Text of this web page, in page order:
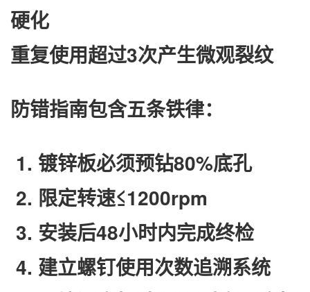
硬化
重复使用超过3次产生微观裂纹
防错指南包含五条铁律：
镀锌板必须预钻80%底孔
限定转速≤1200rpm
安装后48小时内完成终检
建立螺钉使用次数追溯系统